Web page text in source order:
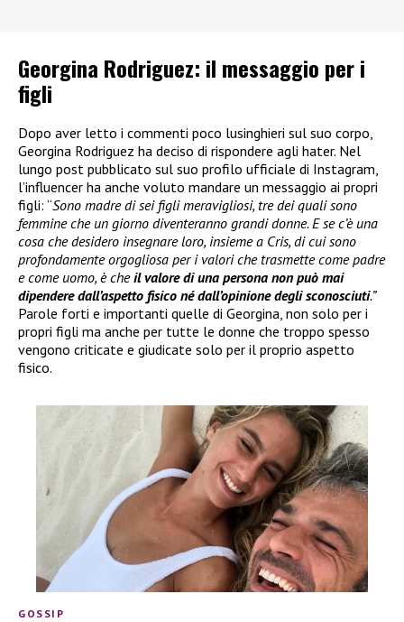
Georgina Rodriguez: il messaggio per i
figli
Dopo aver letto i commenti poco lusinghieri sul suo corpo,
Georgina Rodriguez ha deciso di rispondere agli hater. Nel
lungo post pubblicato sul suo profilo ufficiale di Instagram,
l’influencer ha anche voluto mandare un messaggio ai propri
figli: “Sono madre di sei figli meravigliosi, tre dei quali sono
femmine che un giorno diventeranno grandi donne. E se c’è una
cosa che desidero insegnare loro, insieme a Cris, di cui sono
profondamente orgogliosa per i valori che trasmette come padre
e come uomo, è cheil valore di una persona non può mai
dipendere dall’aspetto fisico né dall’opinione degli sconosciuti.”
Parole forti e importanti quelle di Georgina, non solo per i
propri figli ma anche per tutte le donne che troppo spesso
vengono criticate e giudicate solo per il proprio aspetto
fisico.
GOSSIP